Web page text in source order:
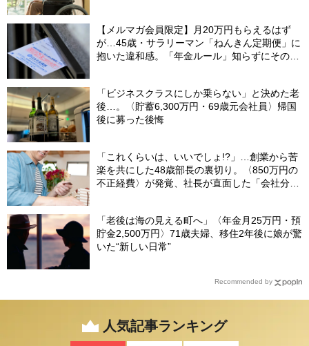
【メルマガ会員限定】月20万円もらえるはず
が…45歳・サラリーマン「ねんきん定期便」に
抱いた違和感。「年金ルール」知らずにそのま
「ビジネスクラスにしか乗らない」と決めた老
後…。〈貯蓄6,300万円・69歳元会社員〉帰国
後に募った後悔
「これくらいは、いいでしょ!?」…創業から苦
楽を共にした48歳部長の裏切り。〈850万円の
不正経費〉が発覚、社長が直面した「会社分裂
「老後は海の見える町へ」〈年金月25万円・預
貯金2,500万円〉71歳夫婦、移住2年後に娘が驚
いた“新しい日常”
Recommended by
人気記事ランキング